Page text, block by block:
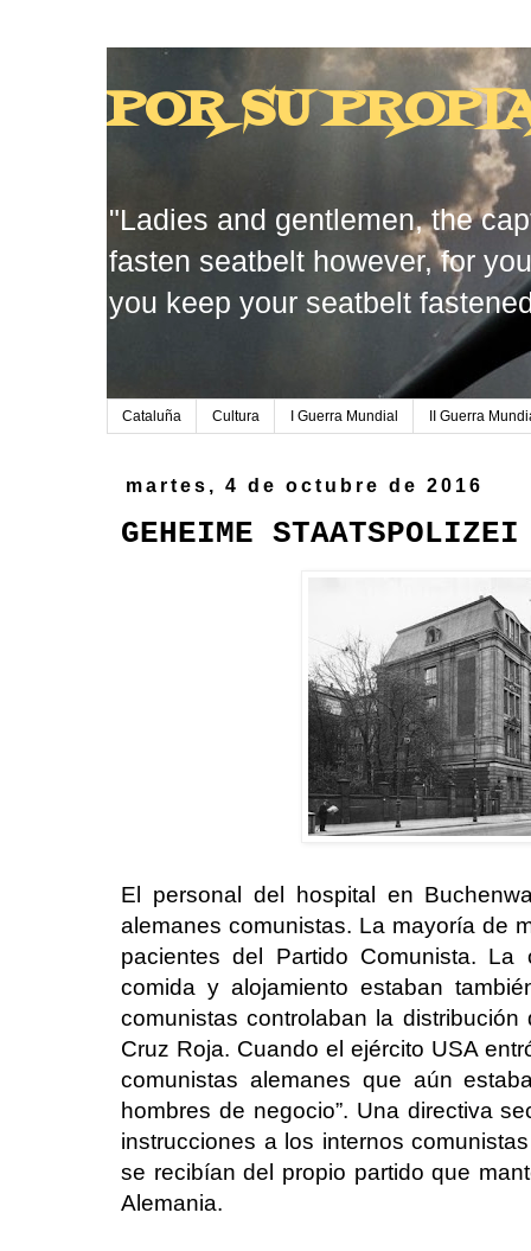
POR SU
"Ladies and gentlemen, the
fasten seatbelt however, for
you keep your seatbelt
Cataluña Cultura I Guerra Mundial II Guerra
martes, 4 de octubre de 2016
GEHEIME
El personal del hospital en
alemanes comunistas. La mayoría de
pacientes del Partido Comunista.
comida y alojamiento estaban
comunistas controlaban la
Cruz Roja. Cuando el ejército USA
comunistas alemanes que aún
hombres de negocio”. Una directiva
instrucciones a los internos
se recibían del propio partido que
Alemania.